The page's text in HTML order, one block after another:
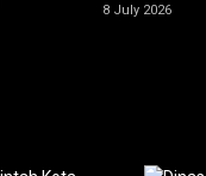
8 July 2026